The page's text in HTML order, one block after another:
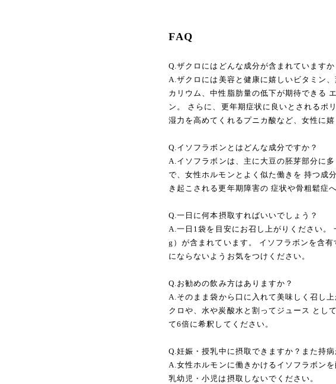
FAQ
Q.ザクロにはどんな成分が含まれていますか
A.ザクロには美容と健康に嬉しいビタミン
カリウム、中性脂肪量の低下が期待できる
ン。 さらに、更年期症状に良いとされるポ
湿力を高めてくれるプニカ酸など、女性に
Q.イソフラボンとはどんな成分ですか？
A.イソフラボンは、主に大豆の胚芽部分に
で、女性ホルモンとよく似た働きを 持つ成
き起こされる更年期障害の 症状や骨粗鬆症
Q.一日に何本摂取すればいいでしょう？
A.一日1袋を目安にお召し上がりください。
g）が含まれています。 イソフラボンを含
にならないようお気をつけください。
Q.お勧めの飲み方はありますか？
A.そのまま袋から口に入れて美味しく召し
クロや、水や炭酸水と割ってジュース とし
て6倍に希釈してください。
Q.妊娠・授乳中に摂取できますか？また持
A.女性ホルモンに働きかけるイソフラボン
乳幼児・小児は摂取しないでください。